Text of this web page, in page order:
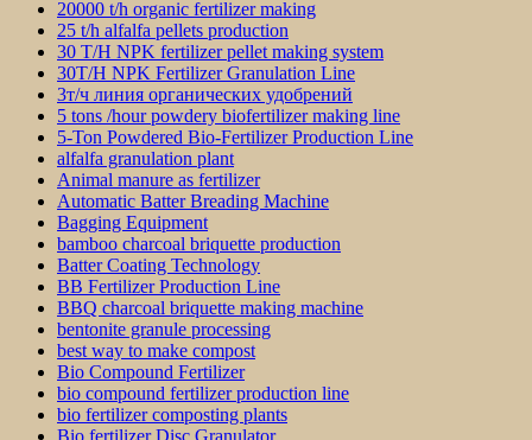
20000 t/h organic fertilizer making
25 t/h alfalfa pellets production
30 T/H NPK fertilizer pellet making system
30T/H NPK Fertilizer Granulation Line
3т/ч линия органических удобрений
5 tons /hour powdery biofertilizer making line
5-Ton Powdered Bio-Fertilizer Production Line
alfalfa granulation plant
Animal manure as fertilizer
Automatic Batter Breading Machine
Bagging Equipment
bamboo charcoal briquette production
Batter Coating Technology
BB Fertilizer Production Line
BBQ charcoal briquette making machine
bentonite granule processing
best way to make compost
Bio Compound Fertilizer
bio compound fertilizer production line
bio fertilizer composting plants
Bio fertilizer Disc Granulator